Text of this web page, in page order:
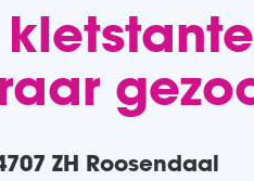
ZH Roosendaal